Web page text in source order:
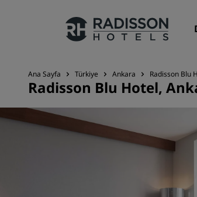
Markalarımız
Radisson Hotels Markaları
Ana Sayfa Türkiye Ankara Radisson Blu
Radisson Blu Hotel,